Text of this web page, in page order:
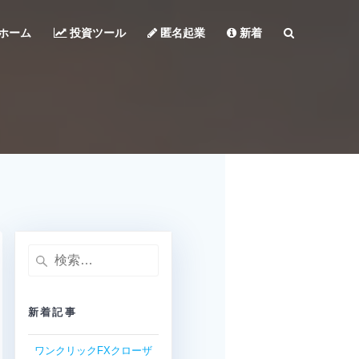
ーム 投資ツール 匿名起業 新着
検
新着記事
ワンクリックFXクローザ